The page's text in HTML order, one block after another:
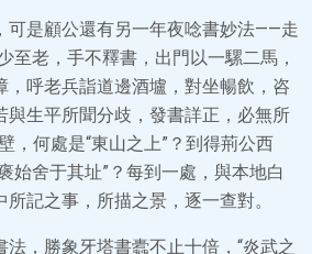
可是顧公還有另一年夜唸書妙法——走
至老，手不釋書，出門以一騾二馬，
，呼老兵詣道邊酒壚，對坐暢飲，咨
與生平所聞分歧，發書詳正，必無所
，何處是“東山之上”？到得荊公西
始舍于其址”？每到一處，與本地白
記之事，所描之景，逐一查對。
法，勝象牙塔書蠹不止十倍，“炎武之